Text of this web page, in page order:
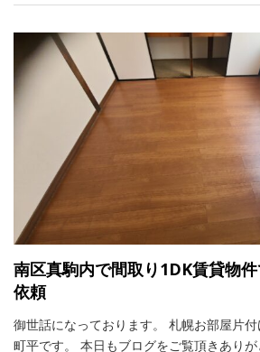
南区真駒内で間取り1DK賃貸物
依頼
御世話になっております。 札幌お部屋片
町平です。 本日もブログをご覧頂きあり